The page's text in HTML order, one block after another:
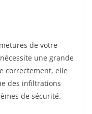
de votre
une grande
correctement, elle
des infiltrations
de sécurité.